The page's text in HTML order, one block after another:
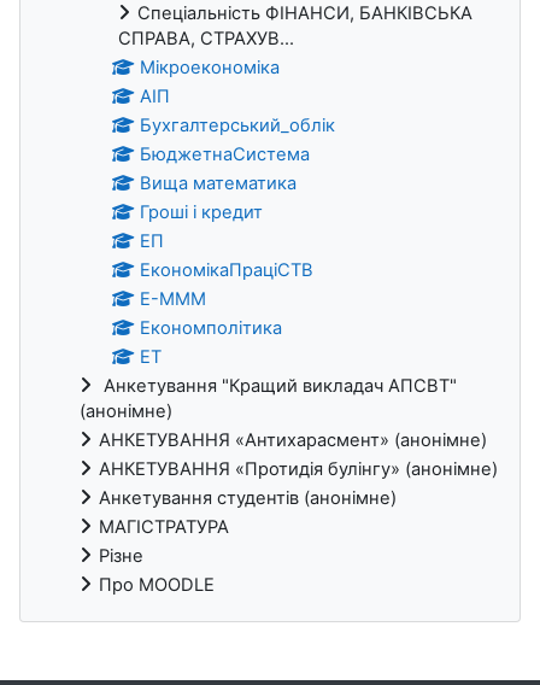
Спеціальність ФІНАНСИ, БАНКІВСЬКА
СПРАВА, СТРАХУВ...
Мікроекономіка
АІП
Бухгалтерський_облік
БюджетнаСистема
Вища математика
Гроші і кредит
ЕП
ЕкономікаПраціСТВ
Е-МММ
Економполітика
ЕТ
Анкетування "Кращий викладач АПСВТ"
(анонімне)
АНКЕТУВАННЯ «Антихарасмент» (анонімне)
АНКЕТУВАННЯ «Протидія булінгу» (анонімне)
Анкетування студентів (анонімне)
МАГІСТРАТУРА
Різне
Про MOODLE
Bloki uzupełniające